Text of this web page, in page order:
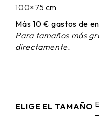
100×75 cm
Más 10 € gastos de
Para tamaños más
directamente.
ELIGE EL TAMAÑO